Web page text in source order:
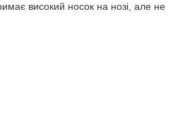
високий носок на нозі, але не